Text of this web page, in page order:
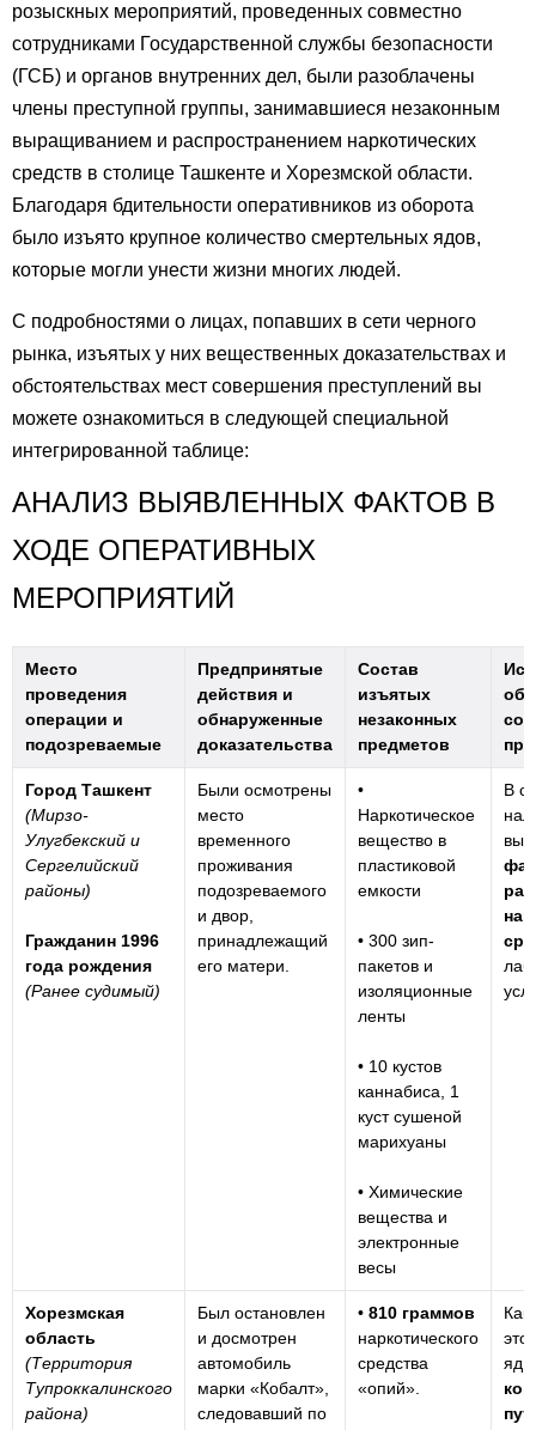
розыскных мероприятий, проведенных совместно
сотрудниками Государственной службы безопасности
(ГСБ) и органов внутренних дел, были разоблачены
члены преступной группы, занимавшиеся незаконным
выращиванием и распространением наркотических
средств в столице Ташкенте и Хорезмской области.
Благодаря бдительности оперативников из оборота
было изъято крупное количество смертельных ядов,
которые могли унести жизни многих людей.
С подробностями о лицах, попавших в сети черного
рынка, изъятых у них вещественных доказательствах и
обстоятельствах мест совершения преступлений вы
можете ознакомиться в следующей специальной
интегрированной таблице:
АНАЛИЗ ВЫЯВЛЕННЫХ ФАКТОВ В
ХОДЕ ОПЕРАТИВНЫХ
МЕРОПРИЯТИЙ
Место
проведения
операции и
подозреваемые
Предпринятые
действия и
обнаруженные
доказательства
Состав
изъятых
незаконных
предметов
Город Ташкент
(Мирзо-
Улугбекский и
Сергелийский
районы)
Гражданин 1996
года рождения
(Ранее судимый)
Были осмотрены
место
временного
проживания
подозреваемого
и двор,
принадлежащий
его матери.
•
Наркотическое
вещество в
пластиковой
емкости
• 300 зип-
пакетов и
изоляционные
ленты
• 10 кустов
каннабиса, 1
куст сушеной
марихуаны
• Химические
вещества и
электронные
весы
В
Хорезмская
область
(Территория
Тупроккалинского
района)
Был остановлен
и досмотрен
автомобиль
марки «Кобалт»,
следовавший по
• 810 граммов
наркотического
средства
«опий».
Как
яд